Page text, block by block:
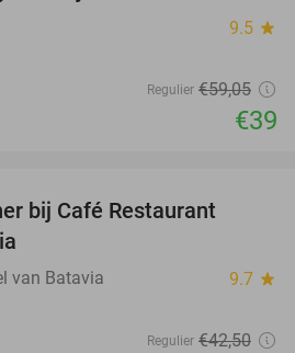
9.5 star
Regulier €59,05
€39
bij Café Restaurant
van Batavia 9.7 star
Regulier €42,50